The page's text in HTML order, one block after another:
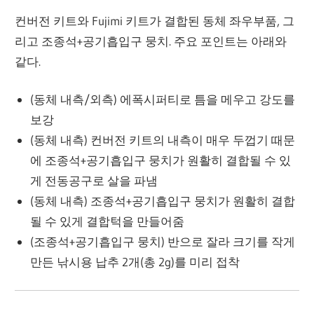
컨버전 키트와 Fujimi 키트가 결합된 동체 좌우부품, 그
리고 조종석+공기흡입구 뭉치. 주요 포인트는 아래와
같다.
(동체 내측/외측) 에폭시퍼티로 틈을 메우고 강도를
보강
(동체 내측) 컨버전 키트의 내측이 매우 두껍기 때문
에 조종석+공기흡입구 뭉치가 원활히 결합될 수 있
게 전동공구로 살을 파냄
(동체 내측) 조종석+공기흡입구 뭉치가 원활히 결합
될 수 있게 결합턱을 만들어줌
(조종석+공기흡입구 뭉치) 반으로 잘라 크기를 작게
만든 낚시용 납추 2개(총 2g)를 미리 접착